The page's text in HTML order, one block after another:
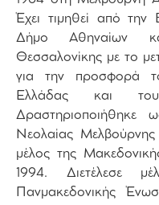
Έχει τιμηθεί από
Δήμο Αθηναίων
Θεσσαλονίκης με το
για την προσφορά
Ελλάδας και
Δραστηριοποιήθηκε
Νεολαίας
μέλος της
1994. Διετέλεσε
Πανμακεδονικής